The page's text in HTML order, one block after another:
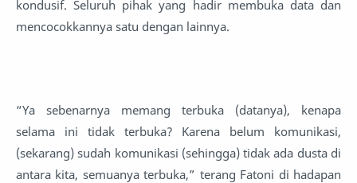
kondusif. Seluruh pihak yang hadir membuka data dan
mencocokkannya satu dengan lainnya.
“Ya sebenarnya memang terbuka (datanya), kenapa
selama ini tidak terbuka? Karena belum komunikasi,
(sekarang) sudah komunikasi (sehingga) tidak ada dusta di
antara kita, semuanya terbuka,” terang Fatoni di hadapan